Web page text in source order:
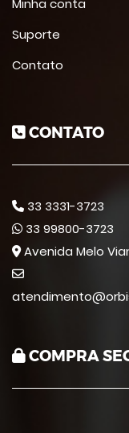
Minha conta
Suporte
Contato
CONTATO
33 3331-3723
33 99800-3723
Avenida Melo
COMPRA